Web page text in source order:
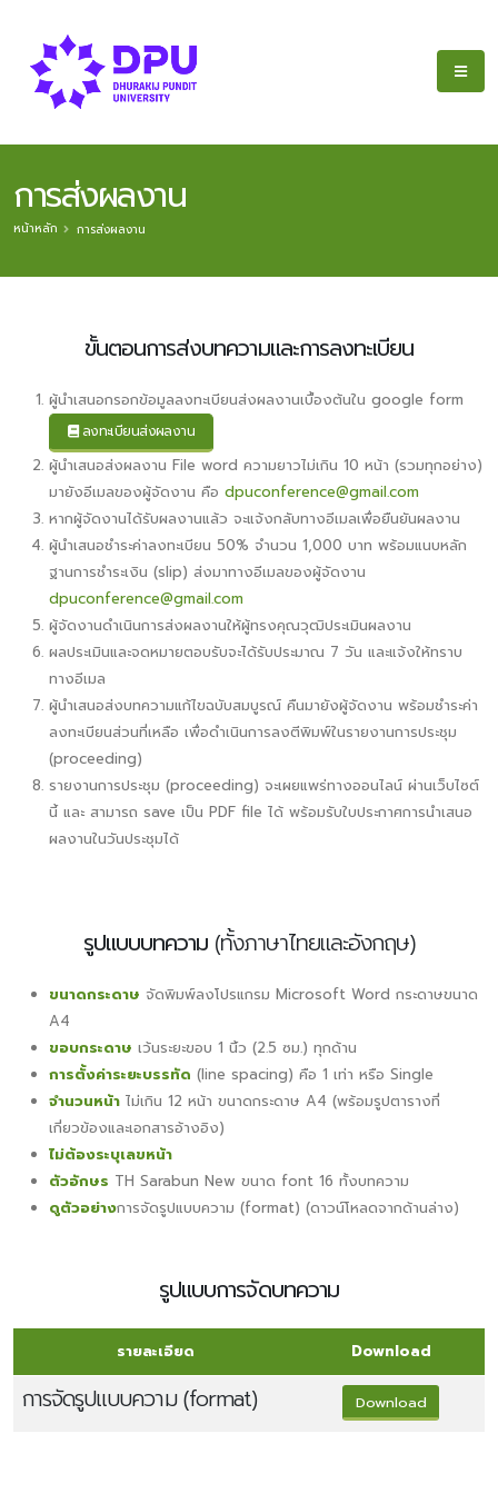
การส่งผลงาน
หน้าหลัก การส่งผลงาน
ขั้นตอนการส่งบทความและการลงทะเบียน
ผู้นำเสนอกรอกข้อมูลลงทะเบียนส่งผลงานเบื้องต้นใน google form
ลงทะเบียนส่งผลงาน
ผู้นำเสนอส่งผลงาน File word ความยาวไม่เกิน 10 หน้า (รวมทุกอย่าง)
มายังอีเมลของผู้จัดงาน คือ dpuconference@gmail.com
หากผู้จัดงานได้รับผลงานแล้ว จะแจ้งกลับทางอีเมลเพื่อยืนยันผลงาน
ผู้นำเสนอชำระค่าลงทะเบียน 50% จำนวน 1,000 บาท พร้อมแนบหลัก
ฐานการชำระเงิน (slip) ส่งมาทางอีเมลของผู้จัดงาน
dpuconference@gmail.com
ผู้จัดงานดำเนินการส่งผลงานให้ผู้ทรงคุณวุฒิประเมินผลงาน
ผลประเมินและจดหมายตอบรับจะได้รับประมาณ 7 วัน และแจ้งให้ทราบ
ทางอีเมล
ผู้นำเสนอส่งบทความแก้ไขฉบับสมบูรณ์ คืนมายังผู้จัดงาน พร้อมชำระค่า
ลงทะเบียนส่วนที่เหลือ เพื่อดำเนินการลงตีพิมพ์ในรายงานการประชุม
(proceeding)
รายงานการประชุม (proceeding) จะเผยแพร่ทางออนไลน์ ผ่านเว็บไซต์
นี้ และ สามารถ save เป็น PDF file ได้ พร้อมรับใบประกาศการนำเสนอ
ผลงานในวันประชุมได้
รูปแบบบทความ(ทั้งภาษาไทยและอังกฤษ)
ขนาดกระดาษ จัดพิมพ์ลงโปรแกรม Microsoft Word กระดาษขนาด
A4
ขอบกระดาษ เว้นระยะขอบ 1 นิ้ว (2.5 ซม.) ทุกด้าน
การตั้งค่าระยะบรรทัด (line spacing) คือ 1 เท่า หรือ Single
จำนวนหน้า ไม่เกิน 12 หน้า ขนาดกระดาษ A4 (พร้อมรูปตารางที่
เกี่ยวข้องและเอกสารอ้างอิง)
ไม่ต้องระบุเลขหน้า
ตัวอักษร TH Sarabun New ขนาด font 16 ทั้งบทความ
ดูตัวอย่างการจัดรูปแบบความ (format) (ดาวน์โหลดจากด้านล่าง)
รูปแบบการจัดบทความ
รายละเอียด Download
การจัดรูปแบบความ (format) Download